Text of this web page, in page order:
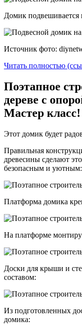
Домик подвешивается
Источник фото:
Читать полностью
Поэтапное
дереве с
Мастер класс!
Этот домик будет
Правильная
древесины сделают
безопасным и уютным:
Платформа домика
На платформе
Доски для крыши и
составом:
Из подготовленных
домика: